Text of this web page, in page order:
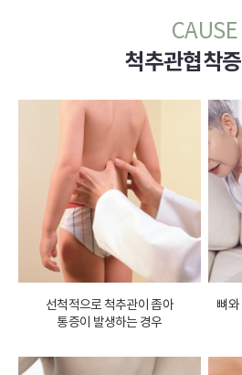
CAUSE
척추관협착
선척적으로 척추관이 좁아
통증이 발생하는 경우
뼈와